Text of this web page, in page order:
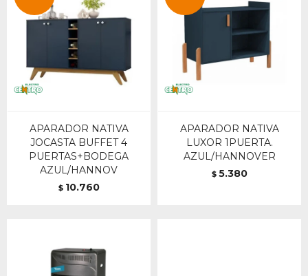
APARADOR NATIVA
JOCASTA BUFFET 4
PUERTAS+BODEGA
AZUL/HANNOV
$ 10.760
APARADOR NATIVA
LUXOR 1PUERTA.
AZUL/HANNOVER
$ 5.380